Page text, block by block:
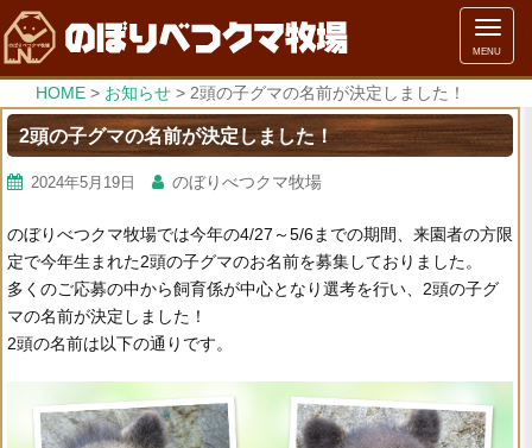
メ
ニ
ュ
ー
MENU
HOME > お知らせ > 2頭の子グマの名前が決定しました！
2頭の子グマの名前が決定しました！
2024年5月19日 のぼりべつクマ牧場
のぼりべつクマ牧場では今年の4/27～5/6までの期間、来園者の方限
定で今年生まれた2頭の子グマのお名前を募集しておりました。
多くのご応募の中から飼育係が中心となり選考を行い、2頭の子グ
マの名前が決定しました！
2頭の名前は以下の通りです。